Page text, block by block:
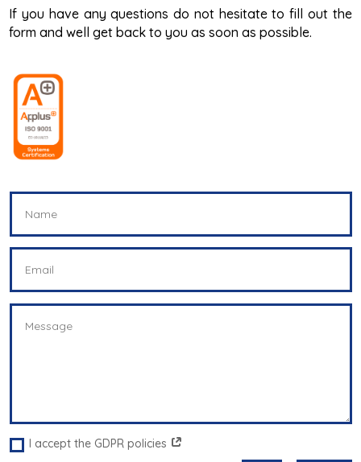
If you have any questions do not hesitate to fill out the
form and well get back to you as soon as possible.
I accept the GDPR policies